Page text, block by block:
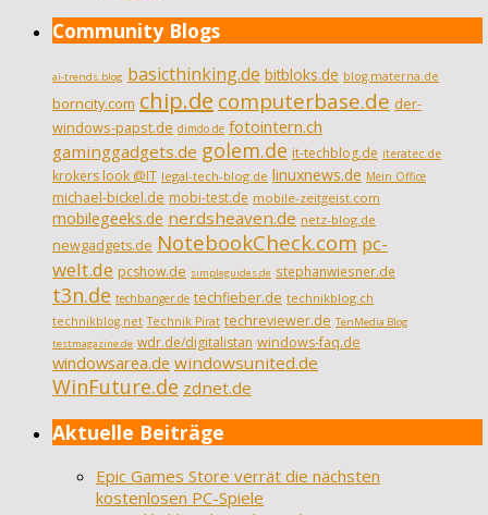
Community Blogs
ai-trends.blog basicthinking.de bitbloks.de blog.materna.de
borncity.com chip.de computerbase.de der-
windows-papst.de dimdo.de fotointern.ch
gaminggadgets.de golem.de it-techblog.de iteratec.de
krokers look @IT legal-tech-blog.de linuxnews.de Mein Office
michael-bickel.de mobi-test.de mobile-zeitgeist.com
mobilegeeks.de nerdsheaven.de netz-blog.de
newgadgets.de NotebookCheck.com pc-
welt.de pcshow.de simpleguides.de stephanwiesner.de
t3n.de techbanger.de techfieber.de technikblog.ch
technikblog.net Technik Pirat techreviewer.de TenMedia Blog
testmagazine.de wdr.de/digitalistan windows-faq.de
windowsarea.de windowsunited.de
WinFuture.de zdnet.de
Aktuelle Beiträge
Epic Games Store verrät die nächsten
kostenlosen PC-Spiele